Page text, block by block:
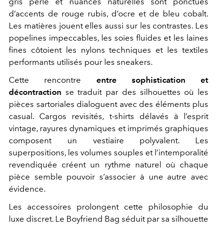
d’accents de rouge rubis, d’ocre et de bleu cobalt.
Les matières jouent elles aussi sur les contrastes. Les
popelines impeccables, les soies fluides et les laines
fines côtoient les nylons techniques et les textiles
performants utilisés pour les sneakers.
Cette rencontre entre sophistication et
décontraction se traduit par des silhouettes où les
pièces sartoriales dialoguent avec des éléments plus
casual. Cargos revisités, t-shirts délavés à l’esprit
vintage, rayures dynamiques et imprimés graphiques
composent un vestiaire polyvalent. Les
superpositions, les volumes souples et l’intemporalité
revendiquée créent un rythme naturel où chaque
pièce semble pouvoir s’associer à une autre avec
évidence.
Les accessoires prolongent cette philosophie du
luxe discret. Le Boyfriend Bag séduit par sa silhouette